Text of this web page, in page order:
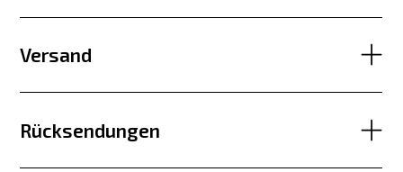
Versand
Rücksendungen